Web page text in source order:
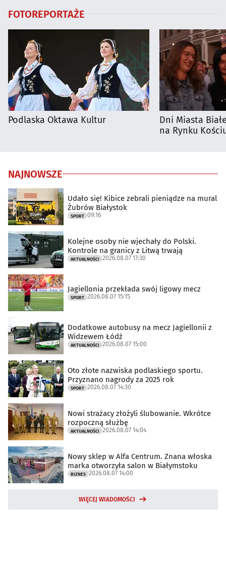
FOTOREPORTAŻE
Podlaska Oktawa Kultur
Dni Miasta
na Rynku
NAJNOWSZE
Udało się! Kibice zebrali pieniądze na mural
Żubrów Białystok
SPORT 09:16
Kolejne osoby nie wjechały do Polski.
Kontrole na granicy z Litwą trwają
AKTUALNOŚCI 2026.08.07 17:30
Jagiellonia przekłada swój ligowy mecz
SPORT 2026.08.07 15:15
Dodatkowe autobusy na mecz Jagiellonii z
Widzewem Łódź
AKTUALNOŚCI 2026.08.07 15:00
Oto złote nazwiska podlaskiego sportu.
Przyznano nagrody za 2025 rok
SPORT 2026.08.07 14:30
Nowi strażacy złożyli ślubowanie. Wkrótce
rozpoczną służbę
AKTUALNOŚCI 2026.08.07 14:04
Nowy sklep w Alfa Centrum. Znana włoska
marka otworzyła salon w Białymstoku
BIZNES 2026.08.07 14:00
WIĘCEJ WIADOMOŚCI